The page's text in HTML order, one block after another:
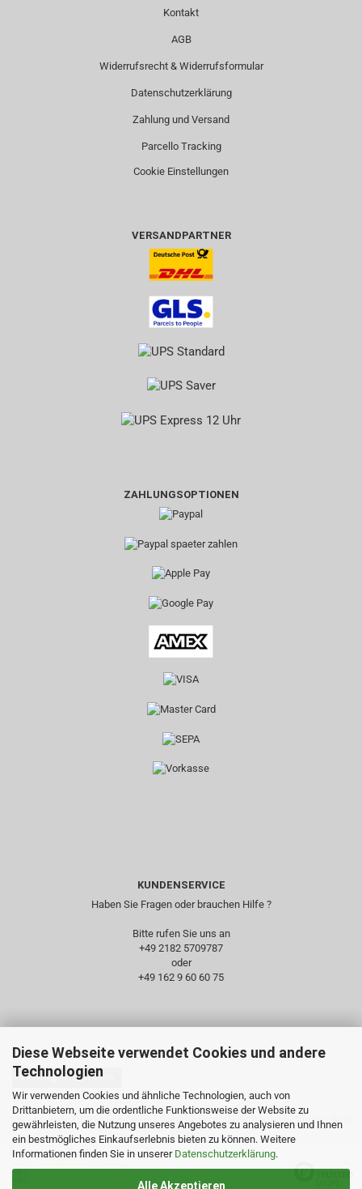
Diese Webseite verwendet Cookies und andere
Technologien
Wir verwenden Cookies und ähnliche Technologien, auch von
Drittanbietern, um die ordentliche Funktionsweise der Website zu
gewährleisten, die Nutzung unseres Angebotes zu analysieren und Ihnen
ein bestmögliches Einkaufserlebnis bieten zu können. Weitere
Informationen finden Sie in unserer Datenschutzerklärung.
Alle Akzeptieren
Kontakt
AGB
Widerrufsrecht & Widerrufsformular
Datenschutzerklärung
Zahlung und Versand
Parcello Tracking
Cookie Einstellungen
VERSANDPARTNER
ZAHLUNGSOPTIONEN
KUNDENSERVICE
Haben Sie Fragen oder brauchen Hilfe ?
Bitte rufen Sie uns an
+49 2182 5709787‬
oder
+49 162 9 60 60 75
Vertrag widerrufen
avi-complete GbR |Impressum|Datenschutz| Onlineshop by Gambio.de ©
2020
Ausgewählte Top-Bewertungen für www.avi-complete.de